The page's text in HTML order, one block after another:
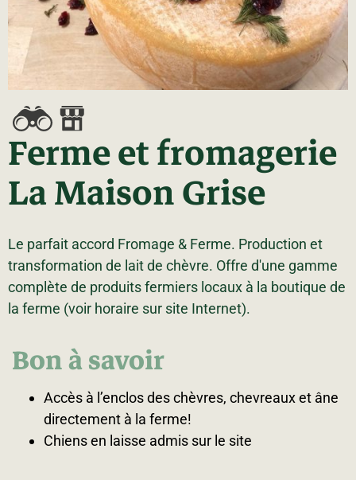
Bénévolat
Communauté d’affaires
Travailleurs autonomes
Coups de cœur
Itinéraires
Pédalez!
Ferme et fromagerie
La Maison Grise
Le parfait accord Fromage & Ferme. Production et
transformation de lait de chèvre. Offre d'une gamme
complète de produits fermiers locaux à la boutique de
la ferme (voir horaire sur site Internet).
Bon à savoir
Accès à l’enclos des chèvres, chevreaux et âne
directement à la ferme!
Chiens en laisse admis sur le site